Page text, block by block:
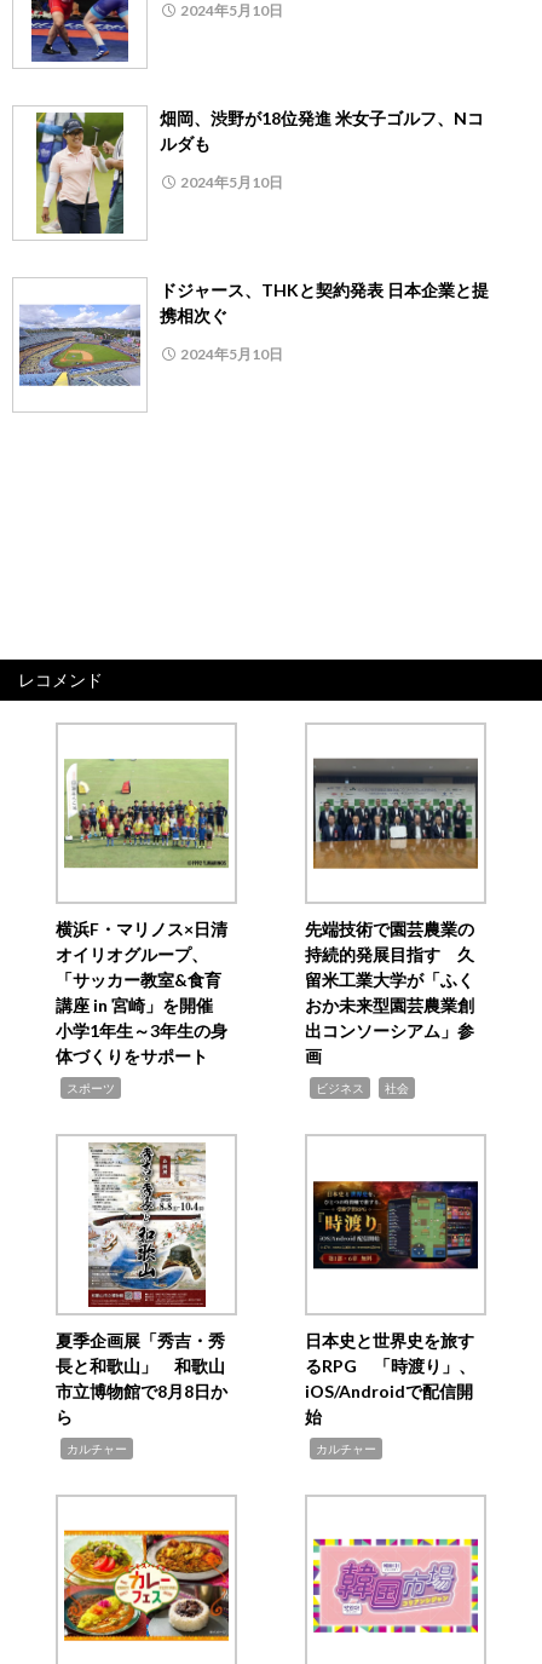
2024年5月10日
畑岡、渋野が18位発進 米女子ゴルフ、Nコ
ルダも
2024年5月10日
ドジャース、THKと契約発表 日本企業と提
携相次ぐ
2024年5月10日
レコメンド
横浜F・マリノス×日清
オイリオグループ、
「サッカー教室&食育
講座 in 宮崎」を開催
小学1年生～3年生の身
体づくりをサポート
スポーツ
先端技術で園芸農業の
持続的発展目指す 久
留米工業大学が「ふく
おか未来型園芸農業創
出コンソーシアム」参
画
ビジネス 社会
夏季企画展「秀吉・秀
長と和歌山」 和歌山
市立博物館で8月8日か
ら
カルチャー
日本史と世界史を旅す
るRPG 「時渡り」、
iOS/Androidで配信開
始
カルチャー